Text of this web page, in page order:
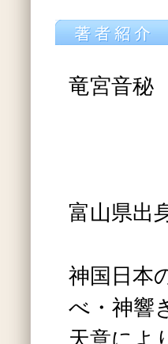
竜宮音秘
富山県出
神国日本
べ・神響
天意によ